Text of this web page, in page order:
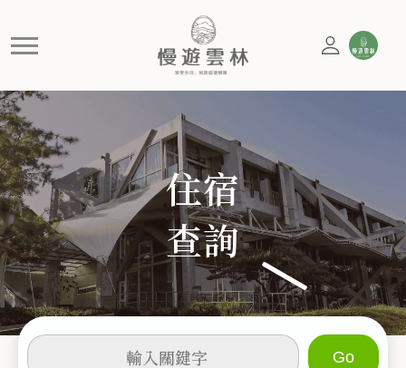
住宿
慢遊雲林，享受生活 就是這麼簡單
住宿
查詢
輸